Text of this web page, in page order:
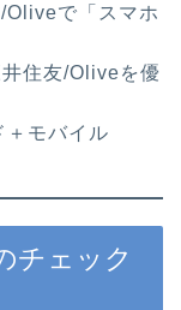
Oliveで「スマホ
住友/Oliveを優
＋モバイル
チェック